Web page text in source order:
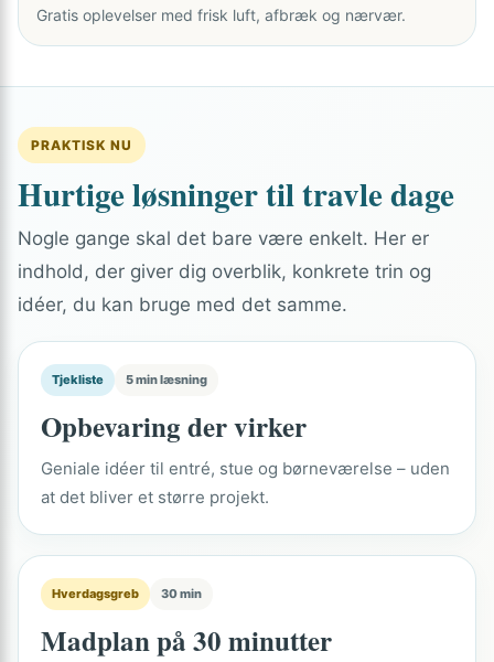
Gratis oplevelser med frisk luft, afbræk og nærvær.
PRAKTISK NU
Hurtige løsninger til travle dage
Nogle gange skal det bare være enkelt. Her er
indhold, der giver dig overblik, konkrete trin og
idéer, du kan bruge med det samme.
Tjekliste 5 min læsning
Opbevaring der virker
Geniale idéer til entré, stue og børneværelse – uden
at det bliver et større projekt.
Hverdagsgreb 30 min
Madplan på 30 minutter